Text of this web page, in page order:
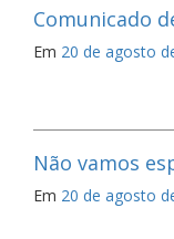
Comunicado
Em 20 de agosto
Não vamos
Em 20 de agosto